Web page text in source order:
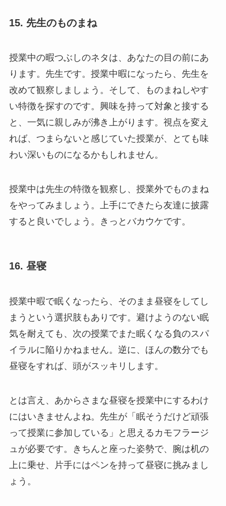
15. 先生のものまね
授業中の暇つぶしのネタは、あなたの目の前にあ
ります。先生です。授業中暇になったら、先生を
改めて観察しましょう。そして、ものまねしやす
い特徴を探すのです。興味を持って対象と接する
と、一気に親しみが沸き上がります。視点を変え
れば、つまらないと感じていた授業が、とても味
わい深いものになるかもしれません。
授業中は先生の特徴を観察し、授業外でものまね
をやってみましょう。上手にできたら友達に披露
すると良いでしょう。きっとバカウケです。
16. 昼寝
授業中暇で眠くなったら、そのまま昼寝をしてし
まうという選択肢もありです。避けようのない眠
気を耐えても、次の授業でまた眠くなる負のスパ
イラルに陥りかねません。逆に、ほんの数分でも
昼寝をすれば、頭がスッキリします。
とは言え、あからさまな昼寝を授業中にするわけ
にはいきませんよね。先生が「眠そうだけど頑張
って授業に参加している」と思えるカモフラージ
ュが必要です。きちんと座った姿勢で、腕は机の
上に乗せ、片手にはペンを持って昼寝に挑みまし
ょう。